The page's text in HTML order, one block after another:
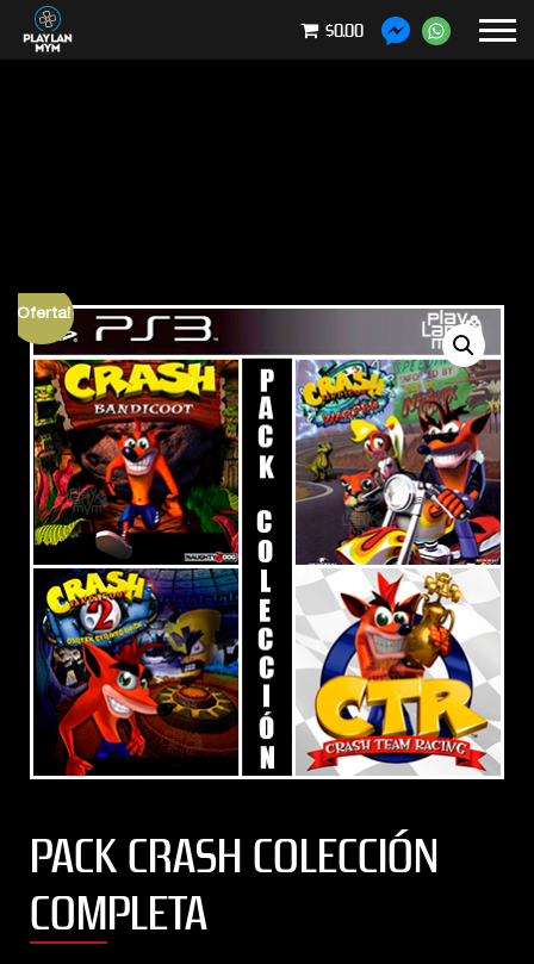
$0.00
¡Oferta!
PACK CRASH COLECCIÓN
COMPLETA